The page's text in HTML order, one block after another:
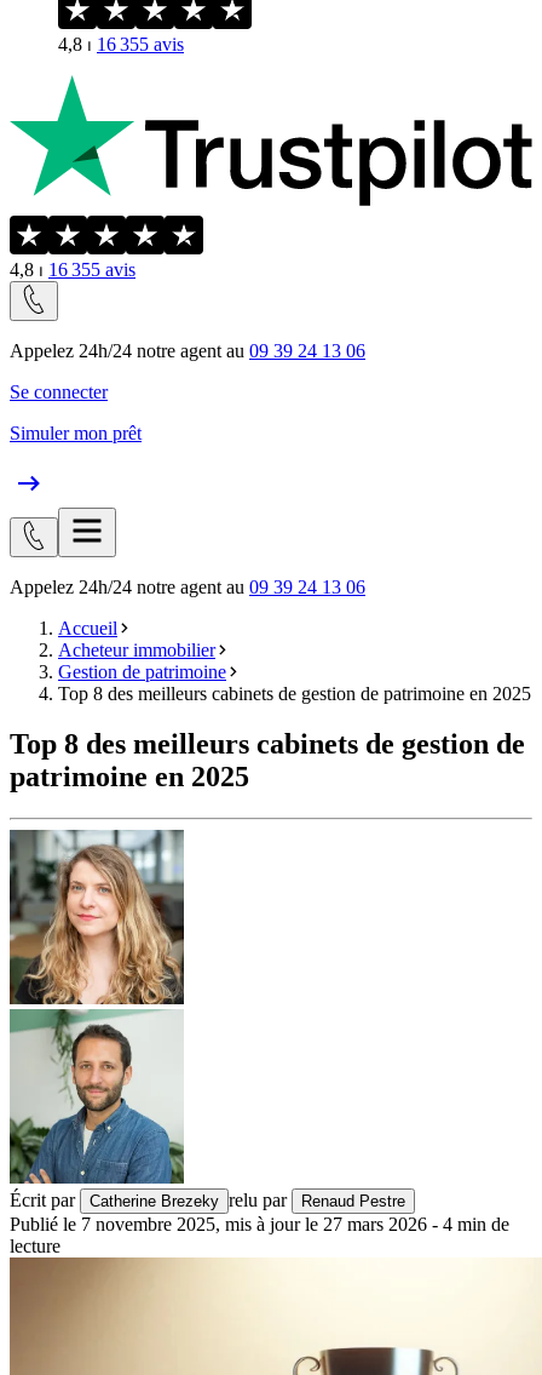
4,8 ⏐ 16 355 avis
4,8 ⏐ 16 355 avis
Appelez 24h/24 notre agent au 09 39 24 13 06
Se connecter
Simuler mon prêt
Appelez 24h/24 notre agent au 09 39 24 13 06
Accueil
Acheteur immobilier
Gestion de patrimoine
Top 8 des meilleurs cabinets de gestion de patrimoine en 2025
Top 8 des meilleurs cabinets de gestion de
patrimoine en 2025
Écrit par Catherine Brezeky relu par Renaud Pestre
Publié le 7 novembre 2025, mis à jour le 27 mars 2026 - 4 min de
lecture